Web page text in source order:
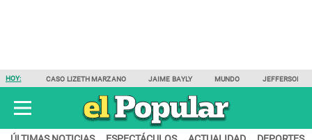
HOY: CASO LIZETH MARZANO JAIME BAYLY MUNDO JEFFERSON